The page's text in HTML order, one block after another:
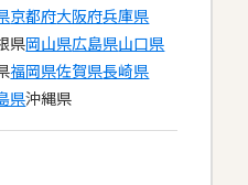
京都府大阪府兵庫県
県岡山県広島県山口県
福岡県佐賀県長崎県
県沖縄県